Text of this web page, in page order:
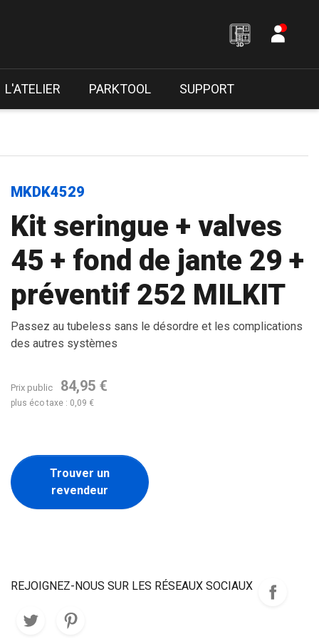
L'ATELIER PARKTOOL SUPPORT
MKDK4529
Kit seringue + valves
45 + fond de jante 29 +
préventif 252 MILKIT
Passez au tubeless sans le désordre et les complications
des autres systèmes
Prix public 84,95 €
plus éco taxe : 0,09 €
Trouver un
revendeur
REJOIGNEZ-NOUS SUR LES RÉSEAUX SOCIAUX